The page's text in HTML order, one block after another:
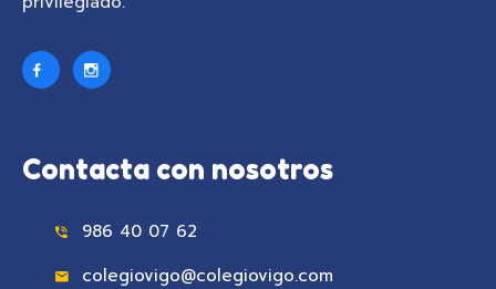
Contacta con nosotros
986 40 07 62
colegiovigo@colegiovigo.com